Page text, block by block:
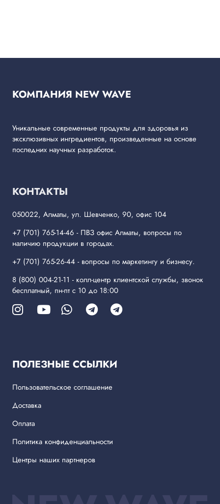
КОМПАНИЯ NEW WAVE
Уникальные современные продукты для здоровья из
эксклюзивных ингредиентов, произведенные на основе
последних научных разработок.
КОНТАКТЫ
050022, Алматы, ул. Шевченко, 90, офис 104
+7 (701) 765-14-46 - ПВЗ офис Алматы, вопросы по
наличию продукции в городах.
+7 (701) 765-26-44 - вопросы по маркетингу и бизнесу.
8 (800) 004-21-11 - колл-центр клиентской службы, звонок
бесплатный, пн-пт с 10 до 18:00
ПОЛЕЗНЫЕ ССЫЛКИ
Пользовательское соглашение
Доставка
Оплата
Политика конфиденциальности
Центры наших партнеров